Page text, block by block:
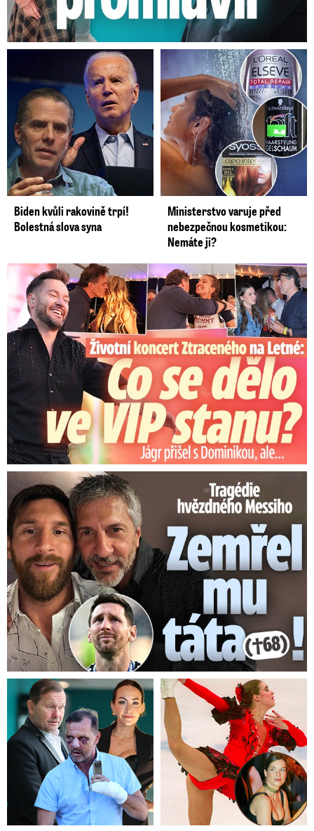
Biden kvůli rakovině trpí!
Bolestná slova syna
Ministerstvo varuje před
nebezpečnou kosmetikou:
Nemáte ji?
Koncert Ztraceného na Letné: Jágr přišel s Dominikou, ale...
Tragédie hvězdného Messiho: Zemřel mu táta (†68)!